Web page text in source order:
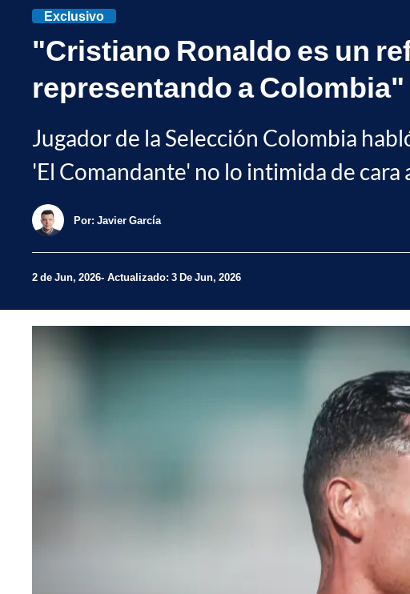
Exclusivo
"Cristiano Ronaldo es un
representando a Colombia"
Jugador de la Selección Colombia
'El Comandante' no lo intimida de
Por: Javier García
2 de Jun, 2026 Actualizado: 3 De Jun, 2026